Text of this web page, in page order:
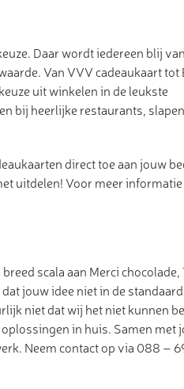
Daar wordt iedereen blij
Van VVV cadeaukaart tot
uit winkelen in de leukste
bij heerlijke restaurants,
direct toe aan jouw
uitdelen! Voor meer
scala aan Merci chocolade,
jouw idee niet in de standaard
niet dat wij het niet kunnen
in huis. Samen met
Neem contact op via 088 –